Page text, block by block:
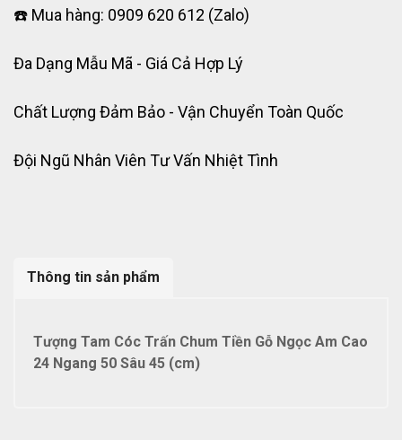
☎️ Mua hàng: 0909 620 612 (Zalo)
Đa Dạng Mẫu Mã - Giá Cả Hợp Lý
Chất Lượng Đảm Bảo - Vận Chuyển Toàn Quốc
Đội Ngũ Nhân Viên Tư Vấn Nhiệt Tình
Thông tin sản phẩm
Tượng Tam Cóc Trấn Chum Tiền Gỗ Ngọc Am Cao
24 Ngang 50 Sâu 45 (cm)